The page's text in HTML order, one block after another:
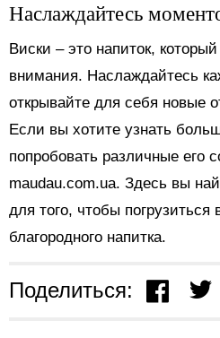
Наслаждайтесь
Виски – это напиток,
внимания. Наслаждайтесь
открывайте для себя новые
Если вы хотите узнать
попробовать различные его
maudau.com.ua. Здесь вы
для того, чтобы погрузиться
благородного напитка.
Поделиться: